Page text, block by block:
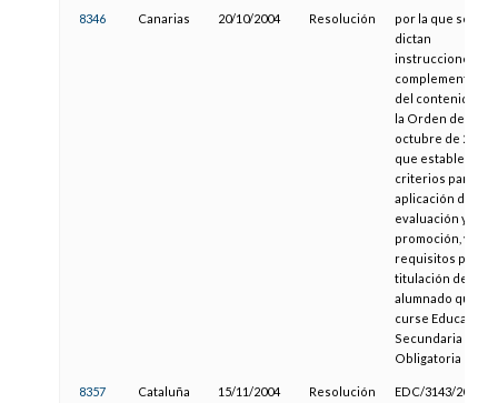
8346 Canarias 20/10/2004 Resolución
por la que se
dictan
instrucciones
complementarias
del contenido de
la Orden de 1 de
octubre de 2003,
que establece
criterios para la
aplicación de la
evaluación y
promoción, y
requisitos para la
titulación del
alumnado que
curse Educación
Secundaria
Obligatoria
8357 Cataluña 15/11/2004 Resolución
EDC/3143/2004,